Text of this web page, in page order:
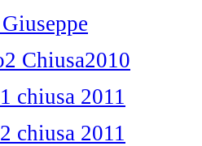
Chiusa2010
chiusa 2011
chiusa 2011